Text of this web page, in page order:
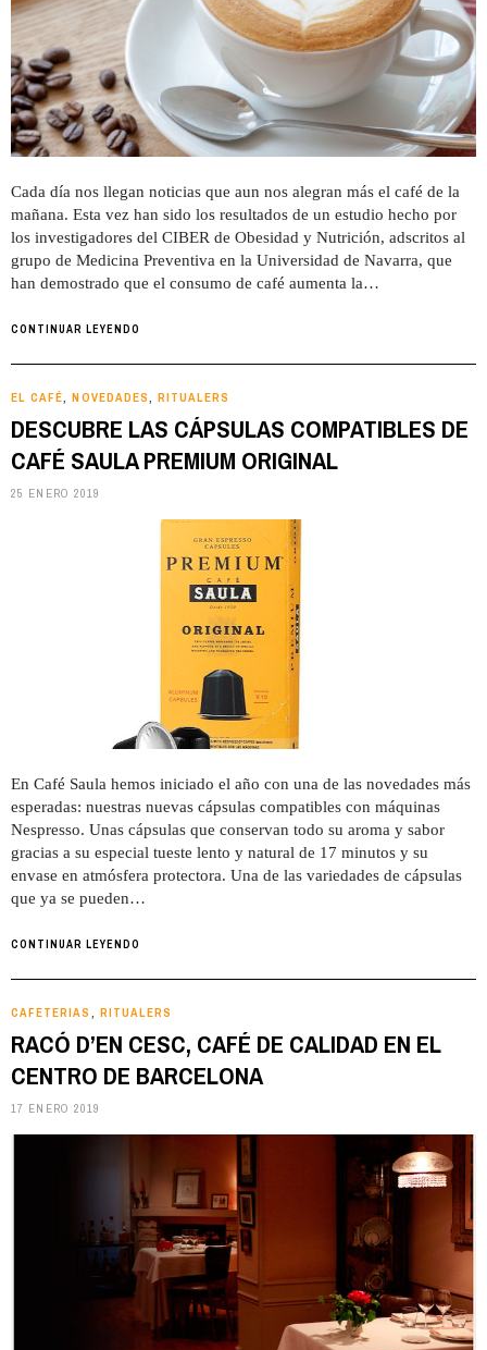
Cada día nos llegan noticias que aun nos alegran más el café de la
mañana. Esta vez han sido los resultados de un estudio hecho por
los investigadores del CIBER de Obesidad y Nutrición, adscritos al
grupo de Medicina Preventiva en la Universidad de Navarra, que
han demostrado que el consumo de café aumenta la…
CONTINUAR LEYENDO
EL CAFÉ NOVEDADES RITUALERS
DESCUBRE LAS CÁPSULAS COMPATIBLES DE
CAFÉ SAULA PREMIUM ORIGINAL
25 ENERO 2019
En Café Saula hemos iniciado el año con una de las novedades más
esperadas: nuestras nuevas cápsulas compatibles con máquinas
Nespresso. Unas cápsulas que conservan todo su aroma y sabor
gracias a su especial tueste lento y natural de 17 minutos y su
envase en atmósfera protectora. Una de las variedades de cápsulas
que ya se pueden…
CONTINUAR LEYENDO
CAFETERIAS RITUALERS
RACÓ D’EN CESC, CAFÉ DE CALIDAD EN EL
CENTRO DE BARCELONA
17 ENERO 2019